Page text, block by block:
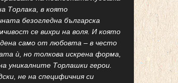
Торлака, в която
безогледна българска
се вихри на воля. И която
само от любовта – в често
ѝ, но толкова искрена форма,
уникалните Торлашки герои.
не на специфичния си